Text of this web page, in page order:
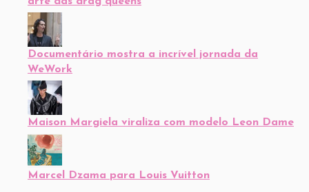
Documentário mostra a incrível jornada da
WeWork
Maison Margiela viraliza com modelo Leon Dame
Marcel Dzama para Louis Vuitton